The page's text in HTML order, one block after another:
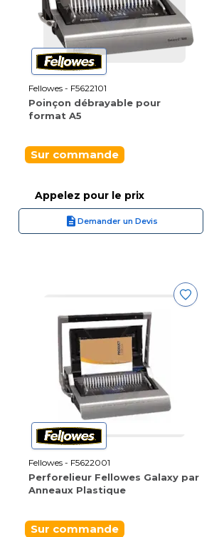
Fellowes - F5622101
Poinçon débrayable pour
format A5
Sur commande
Appelez pour le prix
Demander un Devis
Fellowes - F5622001
Perforelieur Fellowes Galaxy par
Anneaux Plastique
Sur commande